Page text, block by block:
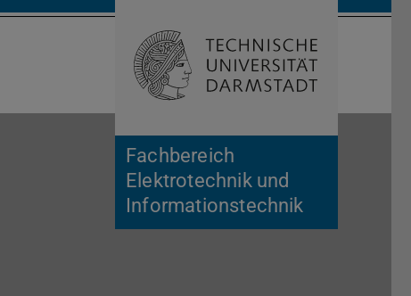
Fachbereich
Elektrotechnik und
Informationstechnik
Suche öffnen